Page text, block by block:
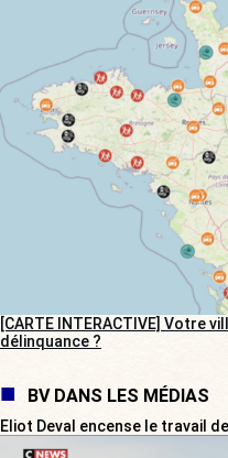
[CARTE INTERACTIVE] Votre
délinquance ?
BV DANS LES MÉDIAS
Eliot Deval encense le travail